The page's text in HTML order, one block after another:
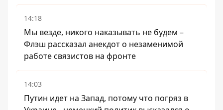
14:18
Мы везде, никого наказывать не будем –
Флэш рассказал анекдот о незаменимой
работе связистов на фронте
14:03
Путин идет на Запад, потому что погряз в